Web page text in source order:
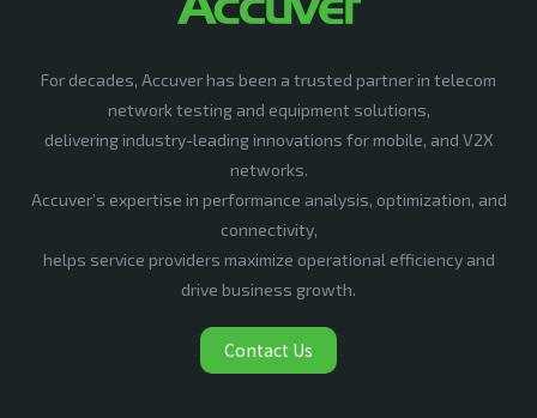
For decades, Accuver has been a trusted partner in telecom
network testing and equipment solutions,
delivering industry-leading innovations for mobile, and V2X
networks.
Accuver’s expertise in performance analysis, optimization, and
connectivity,
helps service providers maximize operational efficiency and
drive business growth.
Contact Us